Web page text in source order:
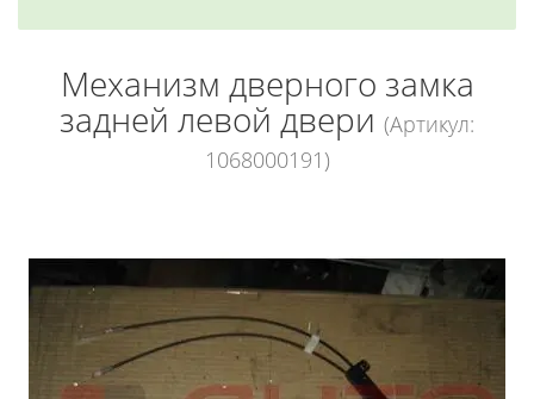
Механизм дверного замка
задней левой двери (Артикул:
1068000191)